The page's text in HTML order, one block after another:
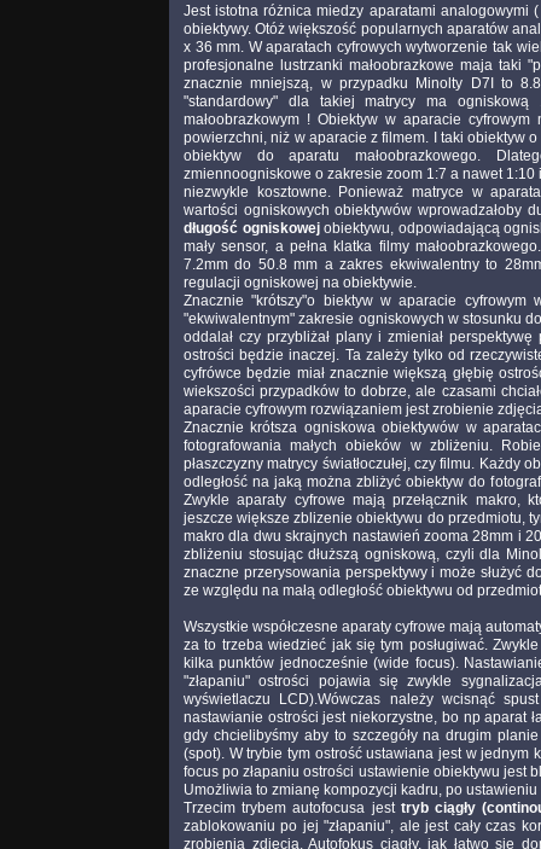
Jest istotna różnica miedzy aparatami analogowymi
obiektywy. Otóż większość popularnych aparatów
x 36 mm. W aparatach cyfrowych wytworzenie tak
profesjonalne lustrzanki małoobrazkowe maja taki
znacznie mniejszą, w przypadku Minolty D7I to
"standardowy" dla takiej matrycy ma
małoobrazkowym ! Obiektyw w aparacie
powierzchni, niż w aparacie z filmem. I taki obiektyw
obiektyw do aparatu małoobrazkowego.
zmiennoogniskowe o zakresie zoom 1:7 a nawet
niezwykle kosztowne. Ponieważ matryce w
wartości ogniskowych obiektywów wprowadzałoby
długość ogniskowejobiektywu, odpowiadającą
mały sensor, a pełna klatka filmy
7.2mm do 50.8 mm a zakres ekwiwalentny to
regulacji ogniskowej na obiektywie.
Znacznie "krótszy"o biektyw w aparacie cyfrowym
"ekwiwalentnym" zakresie ogniskowych w stosunku
oddalał czy przybliżał plany i zmieniał
ostrości będzie inaczej. Ta zależy tylko od
cyfrówce będzie miał znacznie większą głębię
wiekszości przypadków to dobrze, ale czasami
aparacie cyfrowym rozwiązaniem jest zrobienie
Znacznie krótsza ogniskowa obiektywów w
fotografowania małych obieków w zbliżeniu.
płaszczyzny matrycy światłoczułej, czy filmu. Każdy
odległość na jaką można zbliżyć obiektyw do
Zwykle aparaty cyfrowe mają przełącznik makro,
jeszcze większe zblizenie obiektywu do przedmiotu,
makro dla dwu skrajnych nastawień zooma 28mm i
zbliżeniu stosując dłuższą ogniskową, czyli dla
znaczne przerysowania perspektywy i może służyć
ze względu na małą odległość obiektywu od
Wszystkie współczesne aparaty cyfrowe mają
za to trzeba wiedzieć jak się tym posługiwać.
kilka punktów jednocześnie (wide focus).
"złapaniu" ostrości pojawia się zwykle
wyświetlaczu LCD).Wówczas należy wcisnąć
nastawianie ostrości jest niekorzystne, bo np aparat
gdy chcielibyśmy aby to szczegóły na drugim
(spot). W trybie tym ostrość ustawiana jest w
focus po złapaniu ostrości ustawienie obiektywu jest
Umożliwia to zmianę kompozycji kadru, po
Trzecim trybem autofocusa jest tryb ciągły
zablokowaniu po jej "złapaniu", ale jest cały czas
zrobienia zdjęcia. Autofokus ciągły, jak łatwo się